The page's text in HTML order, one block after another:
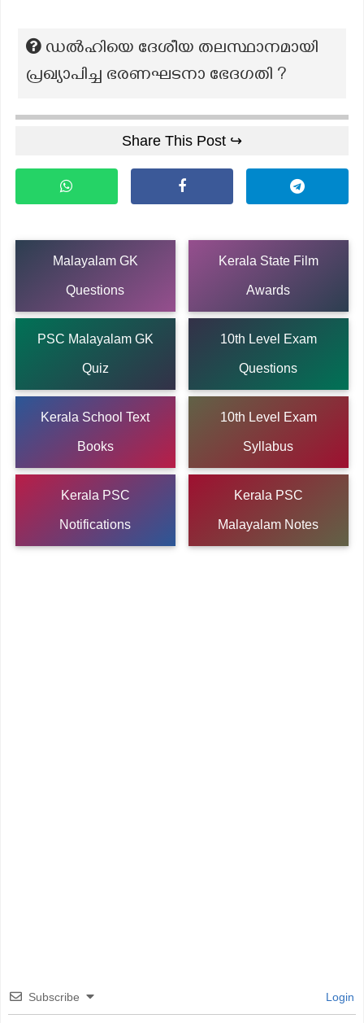
ഡൽഹിയെ ദേശീയ തലസ്ഥാനമായി
പ്രഖ്യാപിച്ച ഭരണഘടനാ ഭേദഗതി ?
Share This Post ↪
Malayalam GK
Questions
Kerala State Film
Awards
PSC Malayalam GK
Quiz
10th Level Exam
Questions
Kerala School Text
Books
10th Level Exam
Syllabus
Kerala PSC
Notifications
Kerala PSC
Malayalam Notes
Subscribe Login